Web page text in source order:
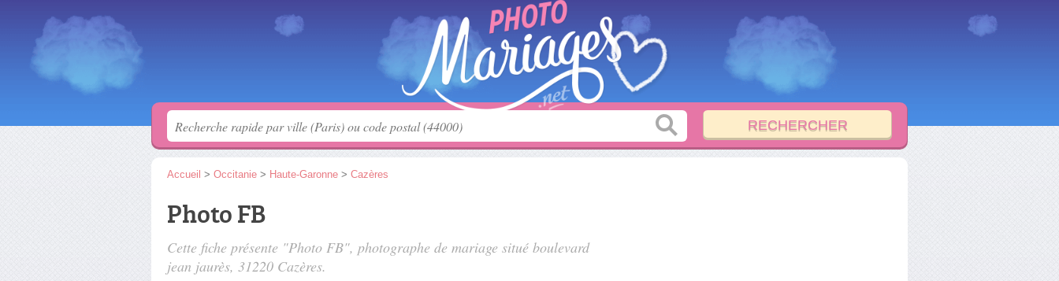
Accueil > Occitanie > Haute-Garonne > Cazères
Photo FB
Cette fiche présente "Photo FB", photographe de mariage situé boulevard
jean jaurès, 31220 Cazères.